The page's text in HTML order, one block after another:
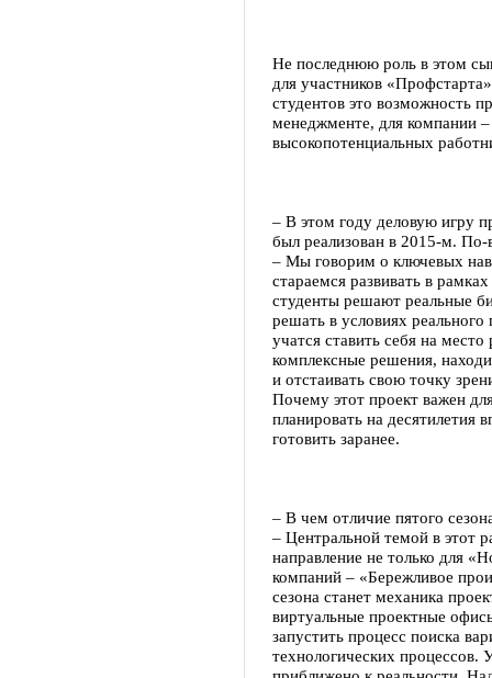
Не последнюю роль в этом
для участников
студентов это возможность
менеджменте, для компании
высокопотенциальных
– В этом году деловую игру
был реализован в 2015-м. По-
– Мы говорим о ключевых
стараемся развивать в
студенты решают реальные
решать в условиях
учатся ставить себя на
комплексные решения,
и отстаивать свою точку
Почему этот проект важен
планировать на десятилетия
готовить заранее.
– В чем отличие пятого
– Центральной темой в этот
направление не только для
компаний – «Бережливое
сезона станет механика
виртуальные проектные
запустить процесс поиска
технологических процессов.